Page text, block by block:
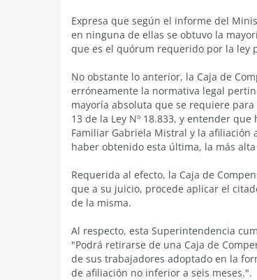
Expresa que según el informe del
en ninguna de ellas se obtuvo la
que es el quórum requerido por la ley
No obstante lo anterior, la Caja de
erróneamente la normativa legal
mayoría absoluta que se requiere
13 de la Ley Nº 18.833, y entender
Familiar Gabriela Mistral y la afiliación
haber obtenido esta última, la más
Requerida al efecto, la Caja de
que a su juicio, procede aplicar el
de la misma.
Al respecto, esta Superintendencia
"Podrá retirarse de una Caja de
de sus trabajadores adoptado en la
de afiliación no inferior a seis meses.".